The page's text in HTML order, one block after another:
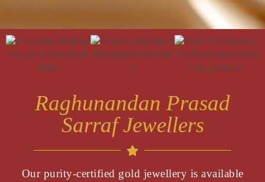
Raghunandan Prasad
Sarraf Jewellers
Our purity-certified gold jewellery is available